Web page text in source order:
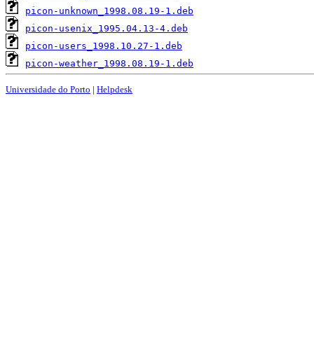
picon-unknown_1998.08.19-1.deb
picon-usenix_1995.04.13-4.deb
picon-users_1998.10.27-1.deb
picon-weather_1998.08.19-1.deb
Universidade do Porto | Helpdesk